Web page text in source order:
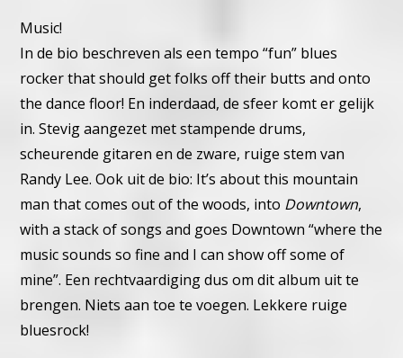
Music!
In de bio beschreven als een tempo “fun” blues
rocker that should get folks off their butts and onto
the dance floor! En inderdaad, de sfeer komt er gelijk
in. Stevig aangezet metstampende drums,
scheurende gitaren en de zware, ruige stemvan
Randy Lee. Ook uit de bio: It’s about this mountain
man thatcomes out of the woods, into Downtown,
with a stack of songsand goes Downtown “where the
music sounds so fine and I canshow off some of
mine”. Een rechtvaardiging dus om dit album uit te
brengen. Niets aan toe te voegen. Lekkere ruige
bluesrock!